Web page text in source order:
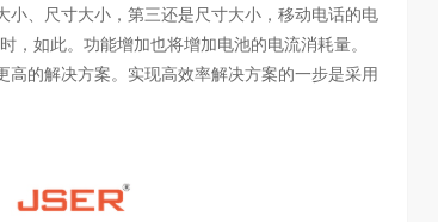
、尺寸大小，第三还是尺寸大小，移动电话的电
如此。功能增加也将增加电池的电流消耗量。
的解决方案。实现高效率解决方案的一步是采用